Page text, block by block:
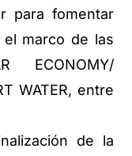
para fomentar
marco de las
ECONOMY/
WATER, entre
de la